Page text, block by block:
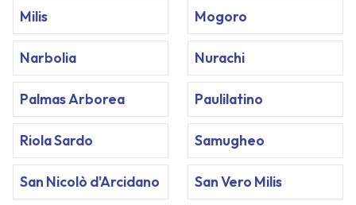
Milis Mogoro
Narbolia Nurachi
Palmas Arborea Paulilatino
Riola Sardo Samugheo
San Nicolò d'Arcidano San Vero Milis